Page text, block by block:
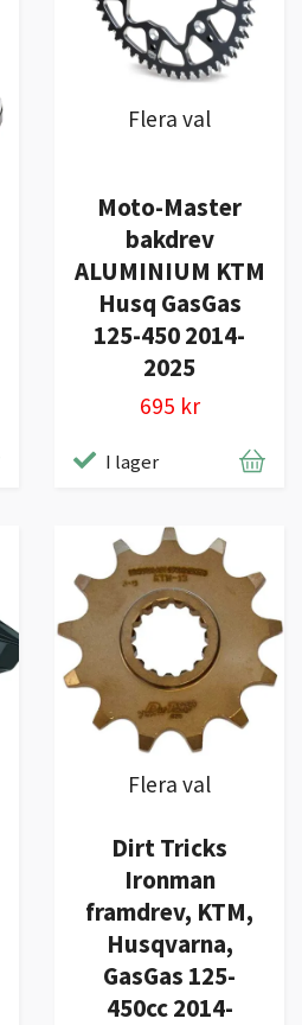
Flera val
Moto-Master
bakdrev
ALUMINIUM KTM
Husq GasGas
125-450 2014-
2025
695 kr
I lager
Flera val
Dirt Tricks
Ironman
framdrev, KTM,
Husqvarna,
GasGas 125-
450cc 2014-